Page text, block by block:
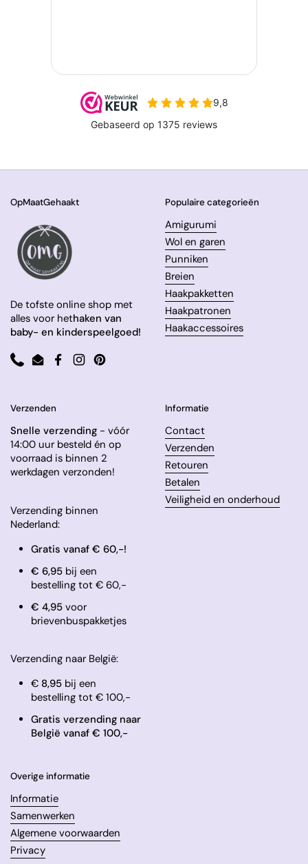
OpMaatGehaakt
De tofste online shop met
alles voor hethaken van
baby- en kinderspeelgoed!
PhoneEmailFacebook
InstagramPinterest
Populaire categorieën
Amigurumi
Wol en garen
Punniken
Breien
Haakpakketten
Haakpatronen
Haakaccessoires
Verzenden
Snelle verzending - vóór
14:00 uur besteld én op
voorraad is binnen 2
werkdagen verzonden!
Verzending binnen
Nederland:
Gratis vanaf € 60,-!
€ 6,95 bij een
bestelling tot € 60,-
​€ 4,95 voor
brievenbuspakketjes
Verzending naar België:
€ 8,95bij een
bestelling tot € 100,-
Gratis verzending naar
België vanaf € 100,-
Informatie
Contact
Verzenden
Retouren
Betalen
Veiligheid en onderhoud
Overige informatie
Informatie
Samenwerken
Algemene voorwaarden
Privacy